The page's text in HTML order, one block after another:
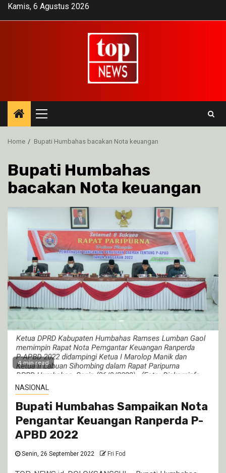
SkipKamis, 6 Agustus 2026
Primary
Menu
Home Bupati Humbahas bacakan Nota keuangan
Bupati Humbahas
bacakan Nota keuangan
4 min read
NASIONAL
Bupati Humbahas Sampaikan Nota
Pengantar Keuangan Ranperda P-
APBD 2022
Senin, 26 September 2022 Fri Fod